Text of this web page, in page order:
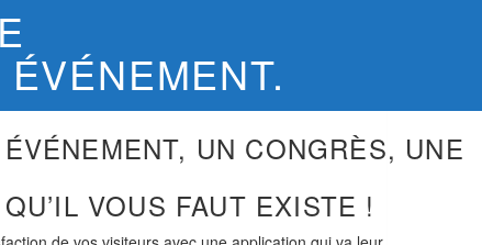
UN CONGRÈS, UNE
QU’IL VOUS FAUT EXISTE !